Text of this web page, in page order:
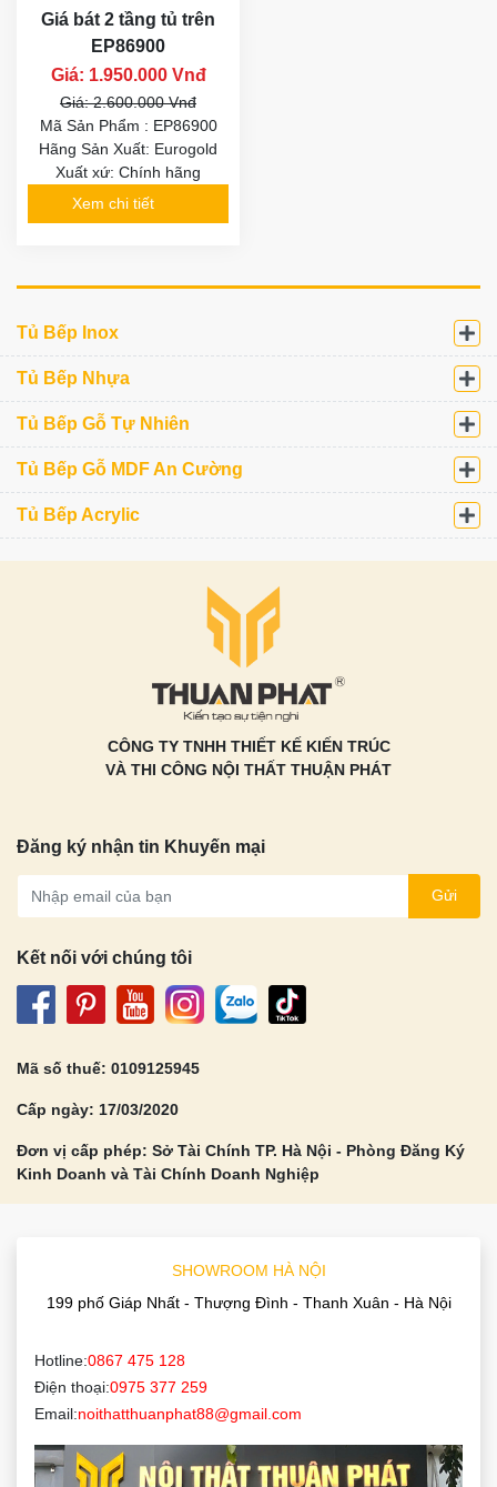
Giá bát 2 tầng tủ trên
EP86900
Giá: 1.950.000 Vnđ
Giá: 2.600.000 Vnđ
Mã Sản Phẩm : EP86900
Hãng Sản Xuất: Eurogold
Xuất xứ: Chính hãng
Xem chi tiết
Tủ Bếp Inox
Tủ Bếp Nhựa
Tủ Bếp Gỗ Tự Nhiên
Tủ Bếp Gỗ MDF An Cường
Tủ Bếp Acrylic
CÔNG TY TNHH THIẾT KẾ KIẾN TRÚC
VÀ THI CÔNG NỘI THẤT THUẬN PHÁT
Đăng ký nhận tin Khuyến mại
Gửi
Kết nối với chúng tôi
Mã số thuế: 0109125945
Cấp ngày: 17/03/2020
Đơn vị cấp phép: Sở Tài Chính TP. Hà Nội - Phòng Đăng Ký
Kinh Doanh và Tài Chính Doanh Nghiệp
SHOWROOM HÀ NỘI
199 phố Giáp Nhất - Thượng Đình - Thanh Xuân - Hà Nội
Hotline:0867 475 128
Điện thoại:0975 377 259
Email:noithatthuanphat88@gmail.com